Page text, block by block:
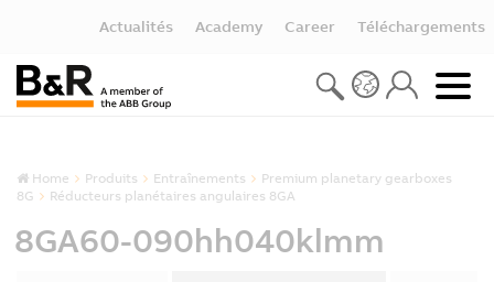
Actualités Academy Career Téléchargements
Home Produits Entraînements
Premium planetary gearboxes
8G
Réducteurs planétaires angulaires 8GA
8GA60-090hh040klmm